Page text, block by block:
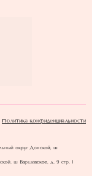
Политика конфиденциальности
округ Донской, ш
ш Варшавское, д. 9 стр. 1